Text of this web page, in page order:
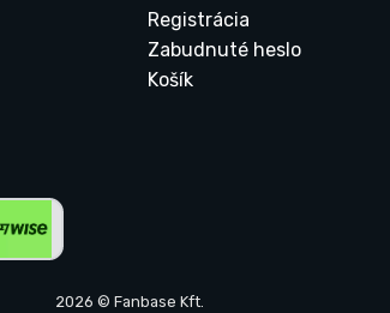
Registrácia
Zabudnuté heslo
Košík
2026 © Fanbase Kft.